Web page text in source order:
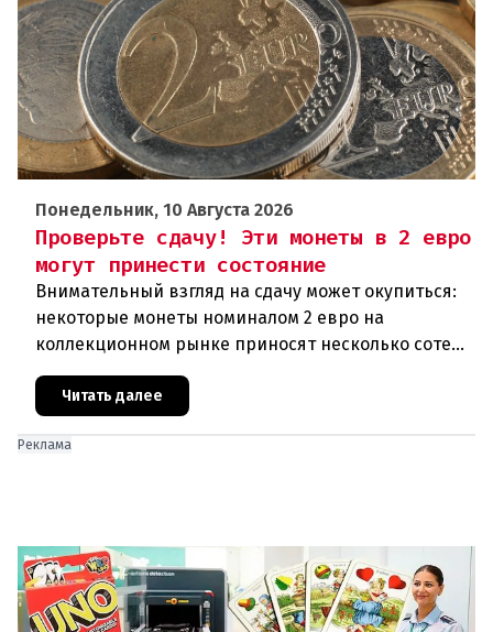
Понедельник, 10 Августа 2026
Проверьте сдачу! Эти монеты в 2 евро
могут принести состояние
Внимательный взгляд на сдачу может окупиться:
некоторые монеты номиналом 2 евро на
коллекционном рынке приносят несколько сотен
сокровище?Большинство монет в 2 ев
Читать далее
Реклама